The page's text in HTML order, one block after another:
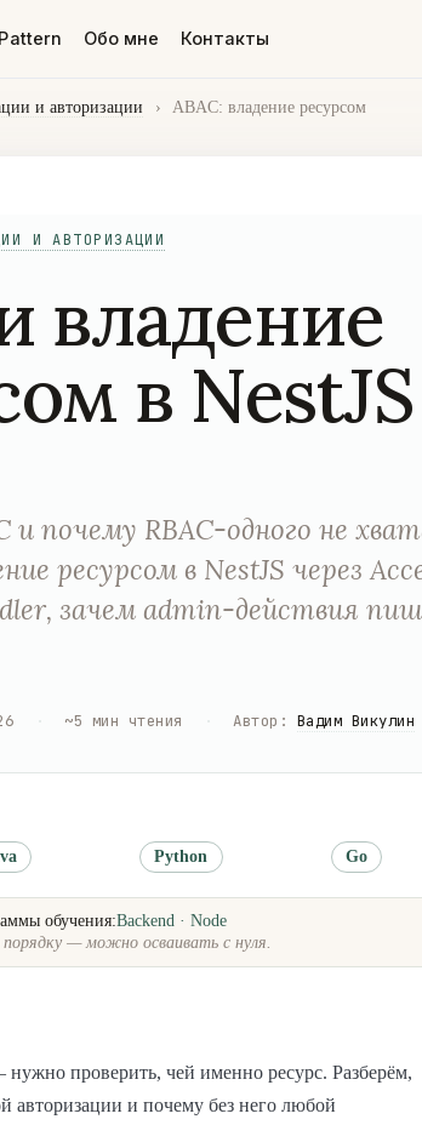
Обо мне Контакты
и авторизации › ABAC: владение ресурсом
И АВТОРИЗАЦИИ
владение
в NestJS
и почему RBAC-одного не
ресурсом в NestJS через
зачем admin-действия
~5 мин чтения Автор : Вадим Викулин
Python Go
обучения:Backend · Node
— можно осваивать с нуля.
проверить, чей именно ресурс. Разберём,
авторизации и почему без него любой